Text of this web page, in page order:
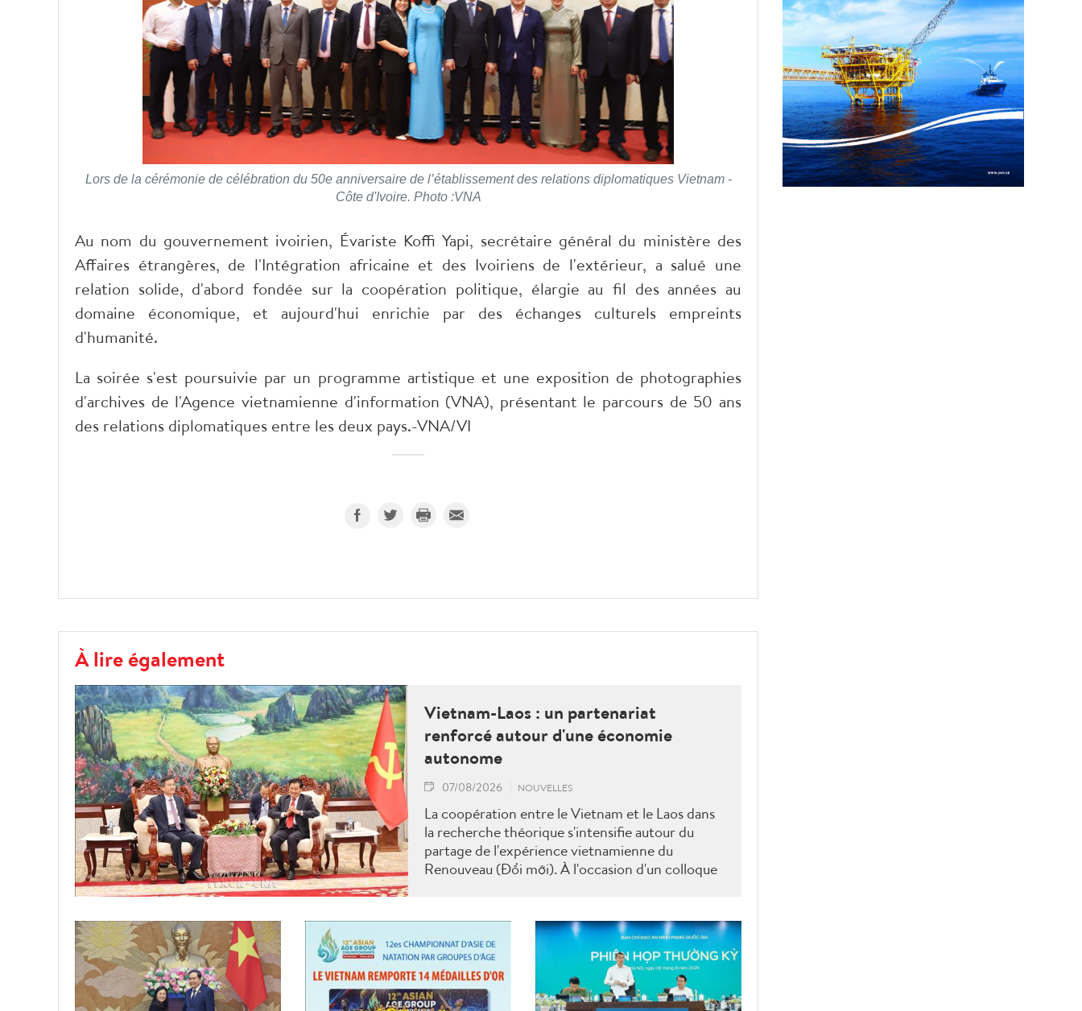
Lors de la cérémonie de célébration du 50e anniversaire de l’établissement des relations diplomatiques Vietnam -
Côte d'Ivoire. Photo :VNA
Au nom du gouvernement ivoirien, Évariste Koffi Yapi, secrétaire général du ministère des
Affaires étrangères, de l'Intégration africaine et des Ivoiriens de l'extérieur, a salué une
relation solide, d'abord fondée sur la coopération politique, élargie au fil des années au
domaine économique, et aujourd'hui enrichie par des échanges culturels empreints
d'humanité.
La soirée s'est poursuivie par un programme artistique et une exposition de photographies
d'archives de l'Agence vietnamienne d'information (VNA), présentant le parcours de 50 ans
des relations diplomatiques entre les deux pays.-VNA/VI
À lire également
Vietnam-Laos : un partenariat
renforcé autour d'une économie
autonome
07/08/2026 NOUVELLES
La coopération entre le Vietnam et le Laos dans
la recherche théorique s'intensifie autour du
partage de l'expérience vietnamienne du
Renouveau (Đổi mới). À l'occasion d'un colloque
matière de construction d'une économie
indépendante et autonome, tout en définissant
de nouvelles orientations pour approfondir leur
partenariat.